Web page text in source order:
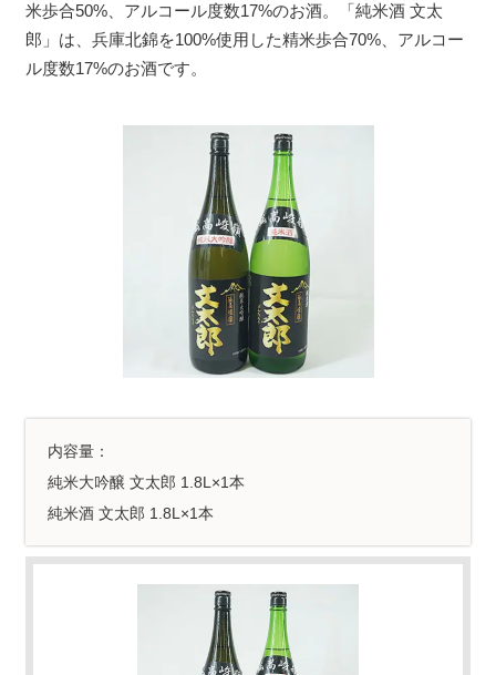
米歩合50%、アルコール度数17%のお酒。「純米酒 文太
郎」は、兵庫北錦を100%使用した精米歩合70%、アルコー
ル度数17%のお酒です。
内容量：
純米大吟醸 文太郎 1.8L×1本
純米酒 文太郎 1.8L×1本